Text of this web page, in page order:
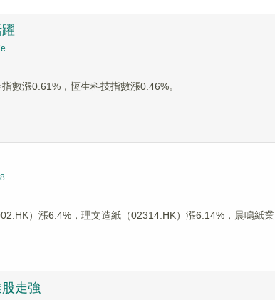
數漲0.61%，恆生科技指數漲0.46%。
）漲6.4%，理文造紙（02314.HK）漲6.14%，晨鳴紙業
走強